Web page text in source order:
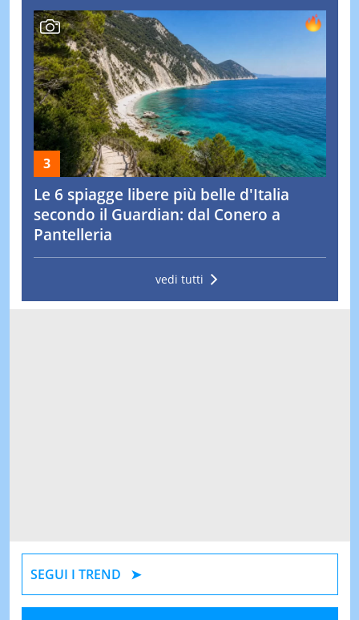
Le 6 spiagge libere più belle d'Italia
secondo il Guardian: dal Conero a
Pantelleria
vedi tutti
SEGUI I TREND